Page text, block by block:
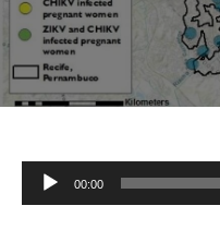
Reprodutor
de
00:00